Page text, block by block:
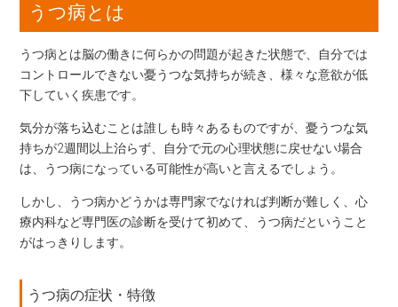
うつ病とは
うつ病とは脳の働きに何らかの問題が起きた状態で、自分では
コントロールできない憂うつな気持ちが続き、様々な意欲が低
下していく疾患です。
気分が落ち込むことは誰しも時々あるものですが、憂うつな気
持ちが2週間以上治らず、自分で元の心理状態に戻せない場合
は、うつ病になっている可能性が高いと言えるでしょう。
しかし、うつ病かどうかは専門家でなければ判断が難しく、心
療内科など専門医の診断を受けて初めて、うつ病だということ
がはっきりします。
うつ病の症状・特徴